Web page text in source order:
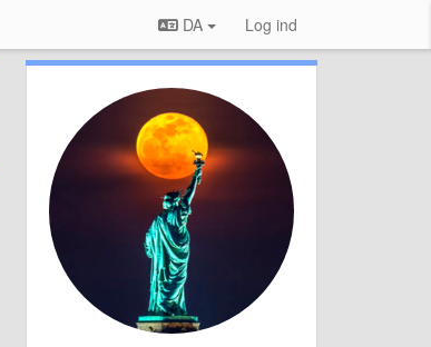
DA Log ind